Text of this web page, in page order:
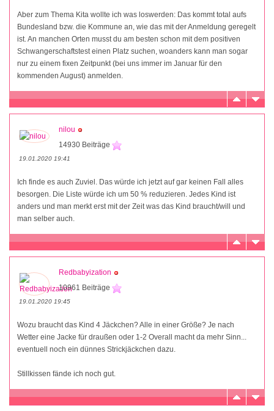
Aber zum Thema Kita wollte ich was loswerden: Das kommt total aufs
Bundesland bzw. die Kommune an, wie das mit der Anmeldung geregelt
ist. An manchen Orten musst du am besten schon mit dem positiven
Schwangerschaftstest einen Platz suchen, woanders kann man sogar
nur zu einem fixen Zeitpunkt (bei uns immer im Januar für den
kommenden August) anmelden.
nilou
14930 Beiträge
19.01.2020 19:41
Ich finde es auch Zuviel. Das würde ich jetzt auf gar keinen Fall alles
besorgen. Die Liste würde ich um 50 % reduzieren. Jedes Kind ist
anders und man merkt erst mit der Zeit was das Kind braucht/will und
man selber auch.
Redbabyization
10961 Beiträge
19.01.2020 19:45
Wozu braucht das Kind 4 Jäckchen? Alle in einer Größe? Je nach
Wetter eine Jacke für draußen oder 1-2 Overall macht da mehr Sinn...
eventuell noch ein dünnes Strickjäckchen dazu.
Stillkissen fände ich noch gut.